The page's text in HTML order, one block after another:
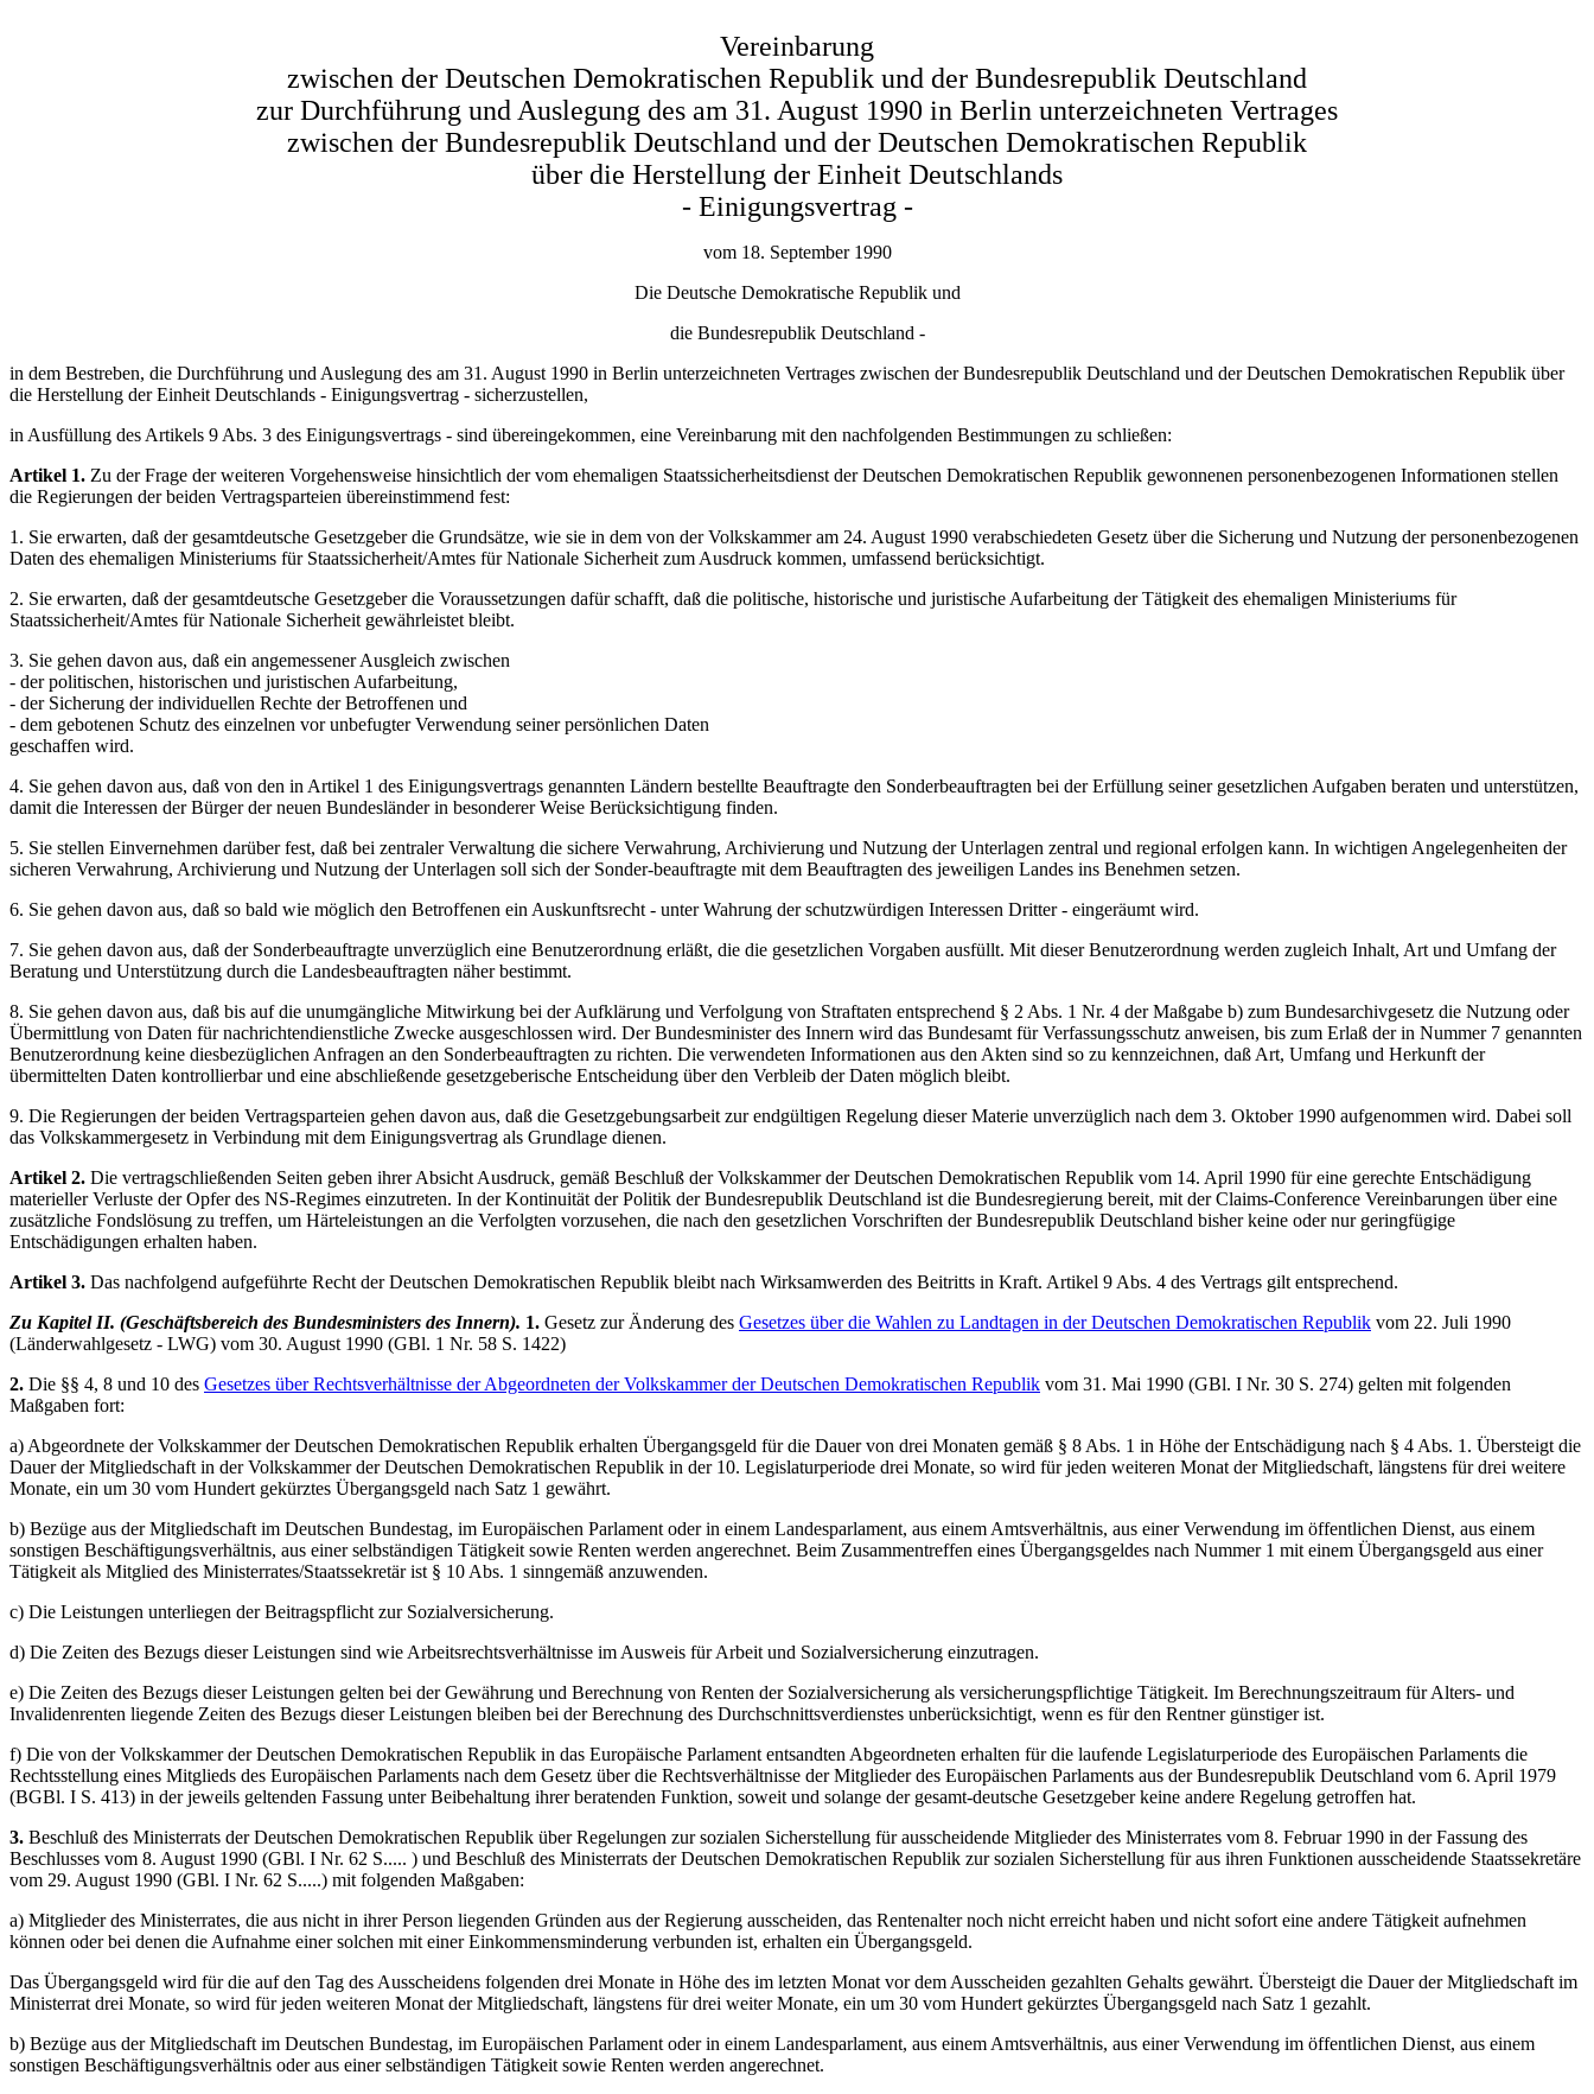
Vereinbarung
zwischen der Deutschen Demokratischen Republik und der Bundesrepublik Deutschland
zur Durchführung und Auslegung des am 31. August 1990 in Berlin unterzeichneten Vertrages
zwischen der Bundesrepublik Deutschland und der Deutschen Demokratischen Republik
über die Herstellung der Einheit Deutschlands
- Einigungsvertrag -
vom 18. September 1990
Die Deutsche Demokratische Republik und
die Bundesrepublik Deutschland -
in dem Bestreben, die Durchführung und Auslegung des am 31. August 1990 in Berlin unterzeichneten Vertrages zwischen der Bundesrepublik Deutschland und der Deutschen Demokratischen Republik über
die Herstellung der Einheit Deutschlands - Einigungsvertrag - sicherzustellen,
in Ausfüllung des Artikels 9 Abs. 3 des Einigungsvertrags - sind übereingekommen, eine Vereinbarung mit den nachfolgenden Bestimmungen zu schließen:
Artikel 1. Zu der Frage der weiteren Vorgehensweise hinsichtlich der vom ehemaligen Staatssicherheitsdienst der Deutschen Demokratischen Republik gewonnenen personenbezogenen Informationen stellen
die Regierungen der beiden Vertragsparteien übereinstimmend fest:
1. Sie erwarten, daß der gesamtdeutsche Gesetzgeber die Grundsätze, wie sie in dem von der Volkskammer am 24. August 1990 verabschiedeten Gesetz über die Sicherung und Nutzung der personenbezogenen
Daten des ehemaligen Ministeriums für Staatssicherheit/Amtes für Nationale Sicherheit zum Ausdruck kommen, umfassend berücksichtigt.
2. Sie erwarten, daß der gesamtdeutsche Gesetzgeber die Voraussetzungen dafür schafft, daß die politische, historische und juristische Aufarbeitung der Tätigkeit des ehemaligen Ministeriums für
Staatssicherheit/Amtes für Nationale Sicherheit gewährleistet bleibt.
3. Sie gehen davon aus, daß ein angemessener Ausgleich zwischen
- der politischen, historischen und juristischen Aufarbeitung,
- der Sicherung der individuellen Rechte der Betroffenen und
- dem gebotenen Schutz des einzelnen vor unbefugter Verwendung seiner persönlichen Daten
geschaffen wird.
4. Sie gehen davon aus, daß von den in Artikel 1 des Einigungsvertrags genannten Ländern bestellte Beauftragte den Sonderbeauftragten bei der Erfüllung seiner gesetzlichen Aufgaben beraten und unterstützen,
damit die Interessen der Bürger der neuen Bundesländer in besonderer Weise Berücksichtigung finden.
5. Sie stellen Einvernehmen darüber fest, daß bei zentraler Verwaltung die sichere Verwahrung, Archivierung und Nutzung der Unterlagen zentral und regional erfolgen kann. In wichtigen Angelegenheiten der
sicheren Verwahrung, Archivierung und Nutzung der Unterlagen soll sich der Sonder-beauftragte mit dem Beauftragten des jeweiligen Landes ins Benehmen setzen.
6. Sie gehen davon aus, daß so bald wie möglich den Betroffenen ein Auskunftsrecht - unter Wahrung der schutzwürdigen Interessen Dritter - eingeräumt wird.
7. Sie gehen davon aus, daß der Sonderbeauftragte unverzüglich eine Benutzerordnung erläßt, die die gesetzlichen Vorgaben ausfüllt. Mit dieser Benutzerordnung werden zugleich Inhalt, Art und Umfang der
Beratung und Unterstützung durch die Landesbeauftragten näher bestimmt.
8. Sie gehen davon aus, daß bis auf die unumgängliche Mitwirkung bei der Aufklärung und Verfolgung von Straftaten entsprechend § 2 Abs. 1 Nr. 4 der Maßgabe b) zum Bundesarchivgesetz die Nutzung oder
Übermittlung von Daten für nachrichtendienstliche Zwecke ausgeschlossen wird. Der Bundesminister des Innern wird das Bundesamt für Verfassungsschutz anweisen, bis zum Erlaß der in Nummer 7 genannten
Benutzerordnung keine diesbezüglichen Anfragen an den Sonderbeauftragten zu richten. Die verwendeten Informationen aus den Akten sind so zu kennzeichnen, daß Art, Umfang und Herkunft der
übermittelten Daten kontrollierbar und eine abschließende gesetzgeberische Entscheidung über den Verbleib der Daten möglich bleibt.
9. Die Regierungen der beiden Vertragsparteien gehen davon aus, daß die Gesetzgebungsarbeit zur endgültigen Regelung dieser Materie unverzüglich nach dem 3. Oktober 1990 aufgenommen wird. Dabei soll
das Volkskammergesetz in Verbindung mit dem Einigungsvertrag als Grundlage dienen.
Artikel 2. Die vertragschließenden Seiten geben ihrer Absicht Ausdruck, gemäß Beschluß der Volkskammer der Deutschen Demokratischen Republik vom 14. April 1990 für eine gerechte Entschädigung
materieller Verluste der Opfer des NS-Regimes einzutreten. In der Kontinuität der Politik der Bundesrepublik Deutschland ist die Bundesregierung bereit, mit der Claims-Conference Vereinbarungen über eine
zusätzliche Fondslösung zu treffen, um Härteleistungen an die Verfolgten vorzusehen, die nach den gesetzlichen Vorschriften der Bundesrepublik Deutschland bisher keine oder nur geringfügige
Entschädigungen erhalten haben.
Artikel 3. Das nachfolgend aufgeführte Recht der Deutschen Demokratischen Republik bleibt nach Wirksamwerden des Beitritts in Kraft. Artikel 9 Abs. 4 des Vertrags gilt entsprechend.
Zu Kapitel II. (Geschäftsbereich des Bundesministers des Innern). 1. Gesetz zur Änderung des Gesetzes über die Wahlen zu Landtagen in der Deutschen Demokratischen Republik vom 22. Juli 1990
(Länderwahlgesetz - LWG) vom 30. August 1990 (GBl. 1 Nr. 58 S. 1422)
2. Die §§ 4, 8 und 10 des Gesetzes über Rechtsverhältnisse der Abgeordneten der Volkskammer der Deutschen Demokratischen Republik vom 31. Mai 1990 (GBl. I Nr. 30 S. 274) gelten mit folgenden
Maßgaben fort:
a) Abgeordnete der Volkskammer der Deutschen Demokratischen Republik erhalten Übergangsgeld für die Dauer von drei Monaten gemäß § 8 Abs. 1 in Höhe der Entschädigung nach § 4 Abs. 1. Übersteigt die
Dauer der Mitgliedschaft in der Volkskammer der Deutschen Demokratischen Republik in der 10. Legislaturperiode drei Monate, so wird für jeden weiteren Monat der Mitgliedschaft, längstens für drei weitere
Monate, ein um 30 vom Hundert gekürztes Übergangsgeld nach Satz 1 gewährt.
b) Bezüge aus der Mitgliedschaft im Deutschen Bundestag, im Europäischen Parlament oder in einem Landesparlament, aus einem Amtsverhältnis, aus einer Verwendung im öffentlichen Dienst, aus einem
sonstigen Beschäftigungsverhältnis, aus einer selbständigen Tätigkeit sowie Renten werden angerechnet. Beim Zusammentreffen eines Übergangsgeldes nach Nummer 1 mit einem Übergangsgeld aus einer
Tätigkeit als Mitglied des Ministerrates/Staatssekretär ist § 10 Abs. 1 sinngemäß anzuwenden.
c) Die Leistungen unterliegen der Beitragspflicht zur Sozialversicherung.
d) Die Zeiten des Bezugs dieser Leistungen sind wie Arbeitsrechtsverhältnisse im Ausweis für Arbeit und Sozialversicherung einzutragen.
e) Die Zeiten des Bezugs dieser Leistungen gelten bei der Gewährung und Berechnung von Renten der Sozialversicherung als versicherungspflichtige Tätigkeit. Im Berechnungszeitraum für Alters- und
Invalidenrenten liegende Zeiten des Bezugs dieser Leistungen bleiben bei der Berechnung des Durchschnittsverdienstes unberücksichtigt, wenn es für den Rentner günstiger ist.
f) Die von der Volkskammer der Deutschen Demokratischen Republik in das Europäische Parlament entsandten Abgeordneten erhalten für die laufende Legislaturperiode des Europäischen Parlaments die
Rechtsstellung eines Mitglieds des Europäischen Parlaments nach dem Gesetz über die Rechtsverhältnisse der Mitglieder des Europäischen Parlaments aus der Bundesrepublik Deutschland vom 6. April 1979
(BGBl. I S. 413) in der jeweils geltenden Fassung unter Beibehaltung ihrer beratenden Funktion, soweit und solange der gesamt-deutsche Gesetzgeber keine andere Regelung getroffen hat.
3. Beschluß des Ministerrats der Deutschen Demokratischen Republik über Regelungen zur sozialen Sicherstellung für ausscheidende Mitglieder des Ministerrates vom 8. Februar 1990 in der Fassung des
Beschlusses vom 8. August 1990 (GBl. I Nr. 62 S..... ) und Beschluß des Ministerrats der Deutschen Demokratischen Republik zur sozialen Sicherstellung für aus ihren Funktionen ausscheidende Staatssekretäre
vom 29. August 1990 (GBl. I Nr. 62 S.....) mit folgenden Maßgaben:
a) Mitglieder des Ministerrates, die aus nicht in ihrer Person liegenden Gründen aus der Regierung ausscheiden, das Rentenalter noch nicht erreicht haben und nicht sofort eine andere Tätigkeit aufnehmen
können oder bei denen die Aufnahme einer solchen mit einer Einkommensminderung verbunden ist, erhalten ein Übergangsgeld.
Das Übergangsgeld wird für die auf den Tag des Ausscheidens folgenden drei Monate in Höhe des im letzten Monat vor dem Ausscheiden gezahlten Gehalts gewährt. Übersteigt die Dauer der Mitgliedschaft im
Ministerrat drei Monate, so wird für jeden weiteren Monat der Mitgliedschaft, längstens für drei weiter Monate, ein um 30 vom Hundert gekürztes Übergangsgeld nach Satz 1 gezahlt.
b) Bezüge aus der Mitgliedschaft im Deutschen Bundestag, im Europäischen Parlament oder in einem Landesparlament, aus einem Amtsverhältnis, aus einer Verwendung im öffentlichen Dienst, aus einem
sonstigen Beschäftigungsverhältnis oder aus einer selbständigen Tätigkeit sowie Renten werden angerechnet.